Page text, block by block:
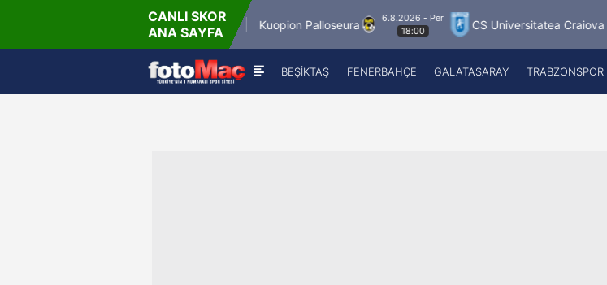
CANLI SKOR
ANA SAYFA
Winner Match 12 Kuopion Palloseura
6.8.2026 - Per
18:00
CS Universitatea Craiova 1948
BEŞİKTAŞ FENERBAHÇE GALATASARAY TRABZONSPOR